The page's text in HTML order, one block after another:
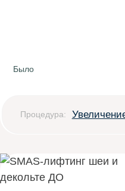
Было
Процедура: